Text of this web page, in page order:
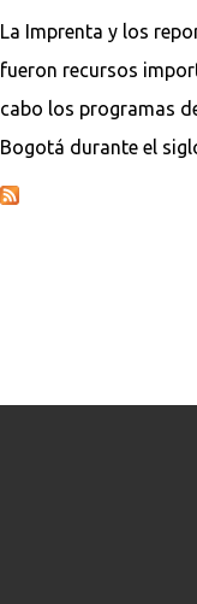
La Imprenta y los
fueron recursos
cabo los programas
Bogotá durante el